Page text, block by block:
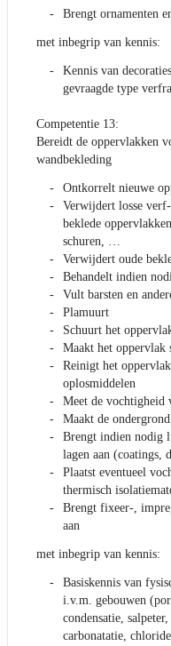
Brengt ornamenten
met inbegrip van kennis:
Kennis van
gevraagde type
Competentie 13:
Bereidt de oppervlakken
wandbekleding
Ontkorrelt nieuwe
Verwijdert losse
beklede
schuren, …
Verwijdert oude
Behandelt indien
Vult barsten en
Plamuurt
Schuurt het
Maakt het oppervlak
Reinigt het
oplosmiddelen
Meet de vochtigheid
Maakt de
Brengt indien nodig
lagen aan (coatings,
Plaatst eventueel
thermisch
Brengt fixeer-,
aan
met inbegrip van kennis:
Basiskennis van
i.v.m. gebouwen
condensatie,
carbonatatie,